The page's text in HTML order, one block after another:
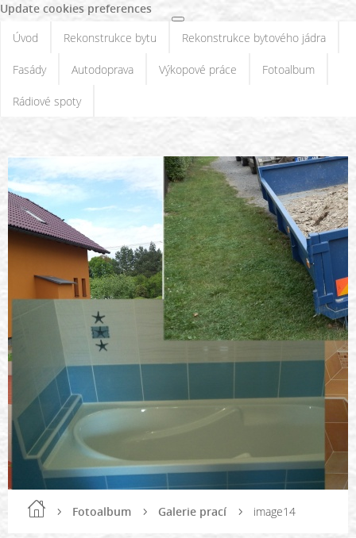
Update cookies preferences
Úvod
Rekonstrukce bytu Rekonstrukce bytového jádra
Fasády Autodoprava Výkopové práce Fotoalbum
Rádiové spoty
Fotoalbum Galerie prací image14